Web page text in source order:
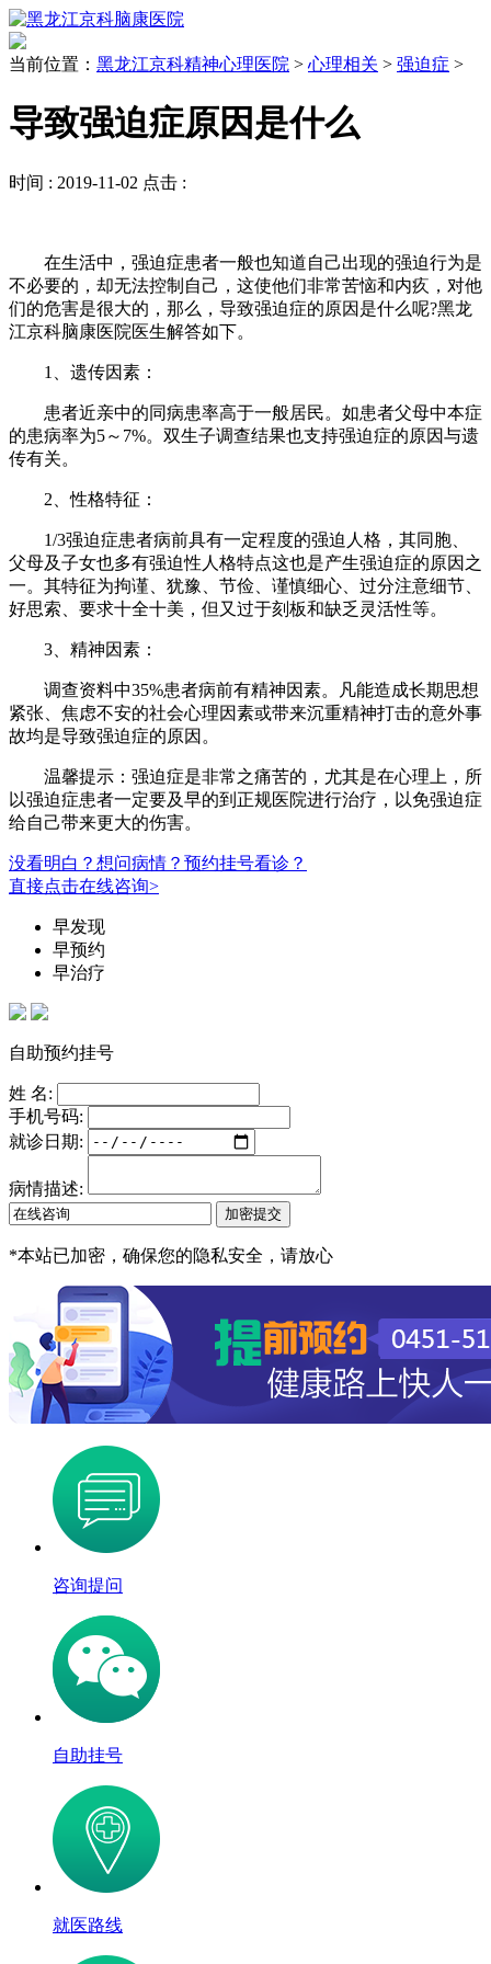
当前位置： 黑龙江京科精神心理医院 > 心理相关 > 强迫症 >
导致强迫症原因是什么
时间 : 2019-11-02 点击 :
在生活中，强迫症患者一般也知道自己出现的强迫行为是
不必要的，却无法控制自己，这使他们非常苦恼和内疚，对他
们的危害是很大的，那么，导致强迫症的原因是什么呢?黑龙
江京科脑康医院医生解答如下。
1、遗传因素：
患者近亲中的同病患率高于一般居民。如患者父母中本症
的患病率为5～7%。双生子调查结果也支持强迫症的原因与遗
传有关。
2、性格特征：
1/3强迫症患者病前具有一定程度的强迫人格，其同胞、
父母及子女也多有强迫性人格特点这也是产生强迫症的原因之
一。其特征为拘谨、犹豫、节俭、谨慎细心、过分注意细节、
好思索、要求十全十美，但又过于刻板和缺乏灵活性等。
3、精神因素：
调查资料中35%患者病前有精神因素。凡能造成长期思想
紧张、焦虑不安的社会心理因素或带来沉重精神打击的意外事
故均是导致强迫症的原因。
温馨提示：强迫症是非常之痛苦的，尤其是在心理上，所
以强迫症患者一定要及早的到正规医院进行治疗，以免强迫症
给自己带来更大的伤害。
没看明白？想问病情？预约挂号看诊？
直接点击在线咨询>
早发现
早预约
早治疗
自助预约挂号
姓 名:
手机号码:
就诊日期:
病情描述:
*本站已加密，确保您的隐私安全，请放心
咨询提问
自助挂号
就医路线